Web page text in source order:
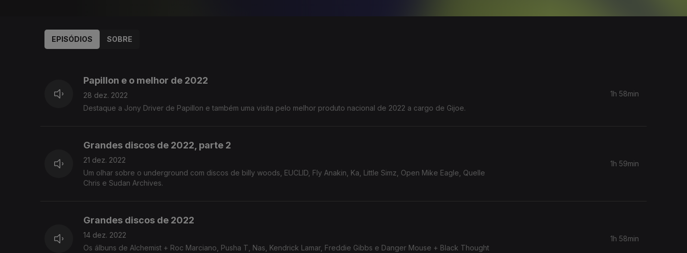
EPISÓDIOS SOBRE
Papillon e o melhor de 2022
28 dez. 2022
Destaque a Jony Driver de Papillon e também uma visita pelo melhor produto nacional de 2022 a cargo de Gijoe.
1h 58min
Grandes discos de 2022, parte 2
21 dez. 2022
Um olhar sobre o underground com discos de billy woods, EUCLID, Fly Anakin, Ka, Little Simz, Open Mike Eagle, Quelle
Chris e Sudan Archives.
1h 59min
Grandes discos de 2022
14 dez. 2022
Os álbuns de Alchemist + Roc Marciano, Pusha T, Nas, Kendrick Lamar, Freddie Gibbs e Danger Mouse + Black Thought
1h 58min